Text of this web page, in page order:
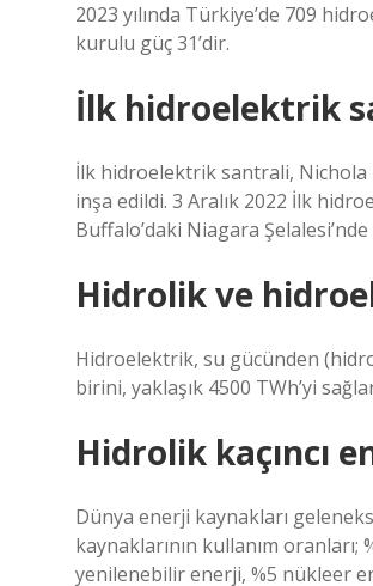
2023 yılında Türkiye’de 709
kurulu güç 31’dir.
İlk hidroelektrik
İlk hidroelektrik santrali, Nichola
inşa edildi. 3 Aralık 2022 İlk
Buffalo’daki Niagara
Hidrolik ve
Hidroelektrik, su gücünden
birini, yaklaşık 4500 TWh’yi
Hidrolik kaçıncı
Dünya enerji kaynakları
kaynaklarının kullanım
yenilenebilir enerji, %5 nükleer